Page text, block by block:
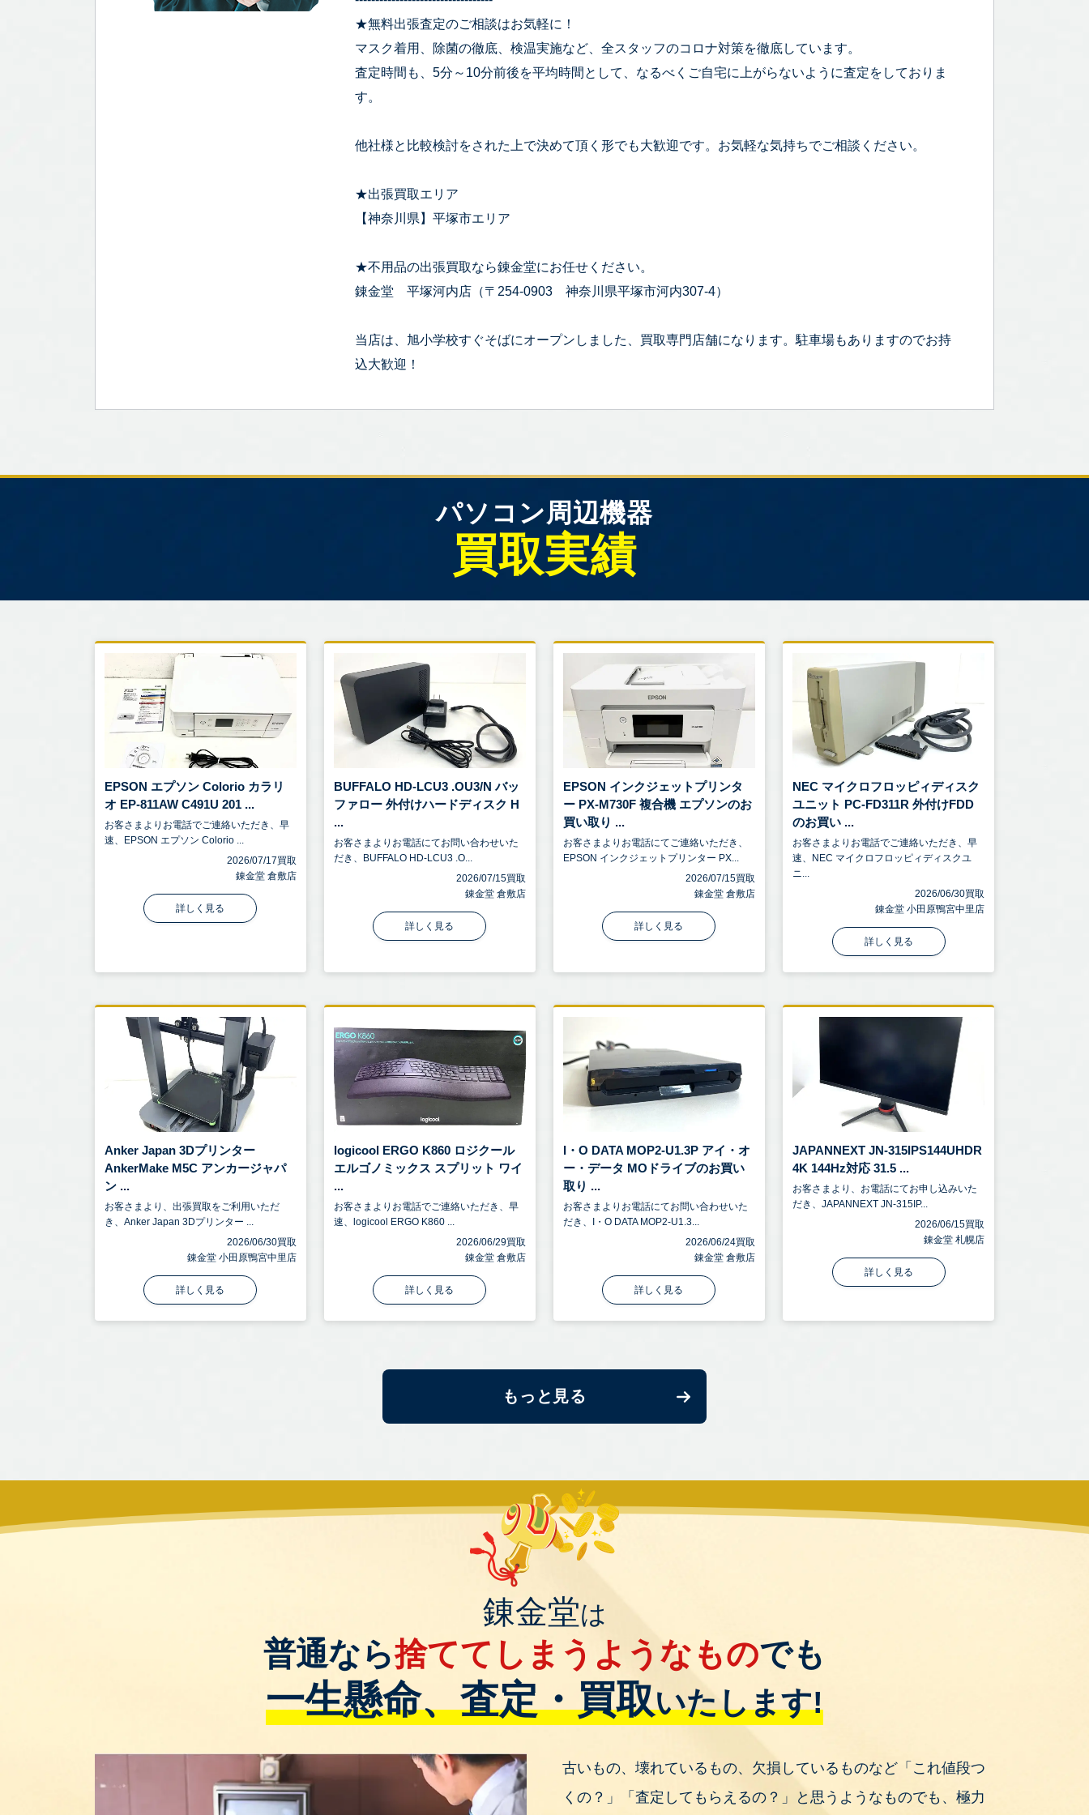
★無料出張査定のご相談はお気軽に！
マスク着用、除菌の徹底、検温実施など、全スタッフのコロナ対策を徹底しています。
査定時間も、5分～10分前後を平均時間として、なるべくご自宅に上がらないように査定をしておりま
す。
他社様と比較検討をされた上で決めて頂く形でも大歓迎です。お気軽な気持ちでご相談ください。
★出張買取エリア
【神奈川県】平塚市エリア
★不用品の出張買取なら錬金堂にお任せください。
錬金堂 平塚河内店（〒254-0903 神奈川県平塚市河内307-4）
当店は、旭小学校すぐそばにオープンしました、買取専門店舗になります。駐車場もありますのでお持
込大歓迎！
パソコン周辺機器
買取実績
EPSON エプソン Colorio カラリ
オ EP-811AW C491U 201 ...
お客さまよりお電話でご連絡いただき、早
速、EPSON エプソン Colorio ...
2026/07/17買取
錬金堂 倉敷店
詳しく見る
BUFFALO HD-LCU3 .OU3/N バッ
ファロー 外付けハードディスク H
...
お客さまよりお電話にてお問い合わせいた
だき、BUFFALO HD-LCU3 .O...
2026/07/15買取
錬金堂 倉敷店
詳しく見る
EPSON インクジェットプリンタ
ー PX-M730F 複合機 エプソンのお
買い取り ...
お客さまよりお電話にてご連絡いただき、
EPSON インクジェットプリンター PX...
2026/07/15買取
錬金堂 倉敷店
詳しく見る
NEC マイクロフロッピィディスク
ユニット PC-FD311R 外付けFDD
のお買い ...
お客さまよりお電話でご連絡いただき、早
速、NEC マイクロフロッピィディスクユ
ニ...
2026/06/30買取
錬金堂 小田原鴨宮中里店
詳しく見る
Anker Japan 3Dプリンター
AnkerMake M5C アンカージャパ
ン ...
お客さまより、出張買取をご利用いただ
き、Anker Japan 3Dプリンター ...
2026/06/30買取
錬金堂 小田原鴨宮中里店
詳しく見る
logicool ERGO K860 ロジクール
エルゴノミックス スプリット ワイ
...
お客さまよりお電話でご連絡いただき、早
速、logicool ERGO K860 ...
2026/06/29買取
錬金堂 倉敷店
詳しく見る
I・O DATA MOP2-U1.3P アイ・オ
ー・データ MOドライブのお買い
取り ...
お客さまよりお電話にてお問い合わせいた
だき、I・O DATA MOP2-U1.3...
2026/06/24買取
錬金堂 倉敷店
詳しく見る
JAPANNEXT JN-315IPS144UHDR
4K 144Hz対応 31.5 ...
お客さまより、お電話にてお申し込みいた
だき、JAPANNEXT JN-315IP...
2026/06/15買取
錬金堂 札幌店
詳しく見る
もっと見る
錬金堂は
普通なら捨ててしまうようなものでも
一生懸命、査定・買取いたします!
古いもの、壊れているもの、欠損しているものなど「これ値段つ
くの？」「査定してもらえるの？」と思うようなものでも、極力